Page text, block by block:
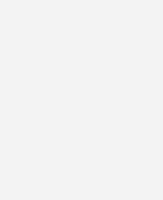
„Mehr Flexibilität und
Energiesystem